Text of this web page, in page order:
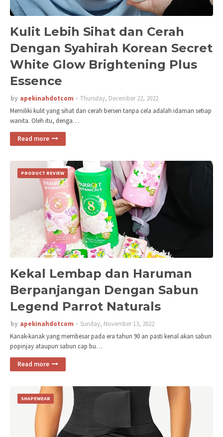
Kulit Lebih Sihat dan Cerah
Dengan Syahirah Korean Secret
White Glow Brightening Plus
Essence
by apekinahdotcom
Thursday, December 22, 2022
Memiliki kulit yang sihat dan cerah berseri tanpa cela adalah idaman setiap
wanita. Oleh itu, denga…
Read more
PRODUCT REVIEW
Kekal Lembap dan Haruman
Berpanjangan Dengan Sabun
Legend Parrot Naturals
by apekinahdotcom
Sunday, November 13, 2022
Kanak-kanak yang membesar pada era tahun 90 an pasti kenal akan sabun
popinjay ataupun sabun cap bu…
Read more
SHAPEWEAR